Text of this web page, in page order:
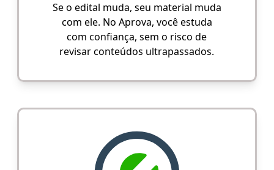
Se o edital muda, seu material muda
com ele. No Aprova, você estuda
com confiança, sem o risco de
revisar conteúdos ultrapassados.